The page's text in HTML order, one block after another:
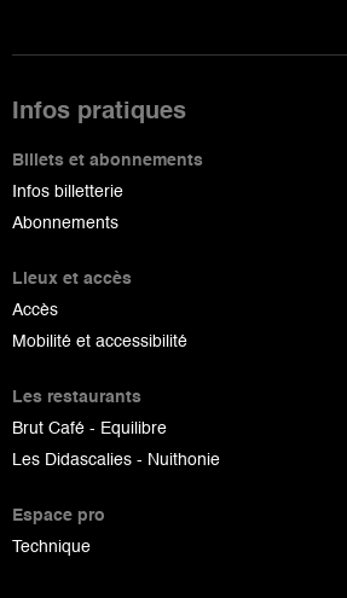
Infos pratiques
Billets et abonnements
Infos billetterie
Abonnements
Lieux et accès
Accès
Mobilité et accessibilité
Les restaurants
Brut Café - Equilibre
Les Didascalies - Nuithonie
Espace pro
Technique